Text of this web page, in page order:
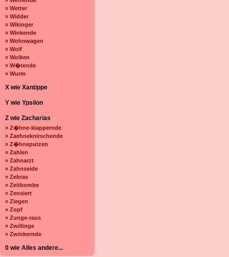
» Wetter
» Widder
» Wikinger
» Winkende
» Wohnwagen
» Wolf
» Wolken
» W�tende
» Wurm
X wie Xantippe
Y wie Ypsilon
Z wie Zacharias
» Z�hne-klappernde
» Zaehneknirschende
» Z�hneputzen
» Zahlen
» Zahnarzt
» Zahnseide
» Zebras
» Zeitbombe
» Zensiert
» Ziegen
» Zopf
» Zunge-raus
» Zwillinge
» Zwinkernde
0 wie Alles andere...